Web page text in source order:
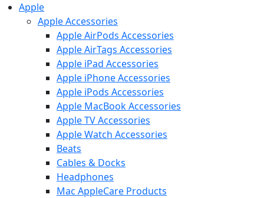
Apple
Apple Accessories
Apple AirPods Accessories
Apple AirTags Accessories
Apple iPad Accessories
Apple iPhone Accessories
Apple iPods Accessories
Apple MacBook Accessories
Apple TV Accessories
Apple Watch Accessories
Beats
Cables & Docks
Headphones
Mac AppleCare Products